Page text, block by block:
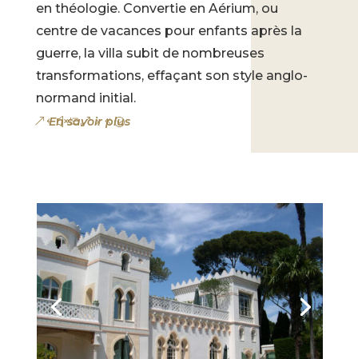
en théologie. Convertie en Aérium, ou
centre de vacances pour enfants après la
guerre, la villa subit de nombreuses
transformations, effaçant son style anglo-
normand initial.
En savoir plus